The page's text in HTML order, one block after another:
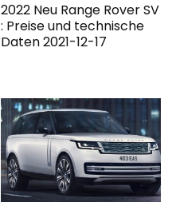
2022 Neu Range Rover SV
: Preise und technische
Daten 2021-12-17